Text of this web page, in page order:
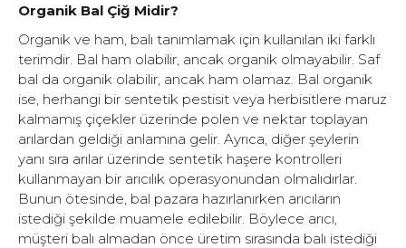
Organik Bal Çiğ Midir?
Organik ve ham, balı tanımlamak için kullanılan iki farklı
terimdir. Bal ham olabilir, ancak organik olmayabilir. Saf
bal da organik olabilir, ancak ham olamaz. Bal organik
ise, herhangi bir sentetik pestisit veya herbisitlere maruz
kalmamış çiçekler üzerinde polen ve nektar toplayan
arılardan geldiği anlamına gelir. Ayrıca, diğer şeylerin
yanı sıra arılar üzerinde sentetik haşere kontrolleri
kullanmayan bir arıcılık operasyonundan olmalıdırlar.
Bunun ötesinde, bal pazara hazırlanırken arıcıların
istediği şekilde muamele edilebilir. Böylece arıcı,
müşteri balı almadan önce üretim sırasında balı istediği